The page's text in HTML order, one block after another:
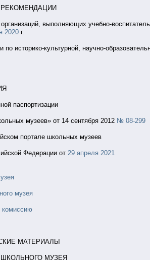
выполняющих учебно-
2020 г.
историко-культурной, научно-
паспортизации
музеев» от 14 сентября 2012 № 08-299
портале школьных музеев
Федерации от 29 апреля 2021
музея
комиссию
МАТЕРИАЛЫ
МУЗЕЯ